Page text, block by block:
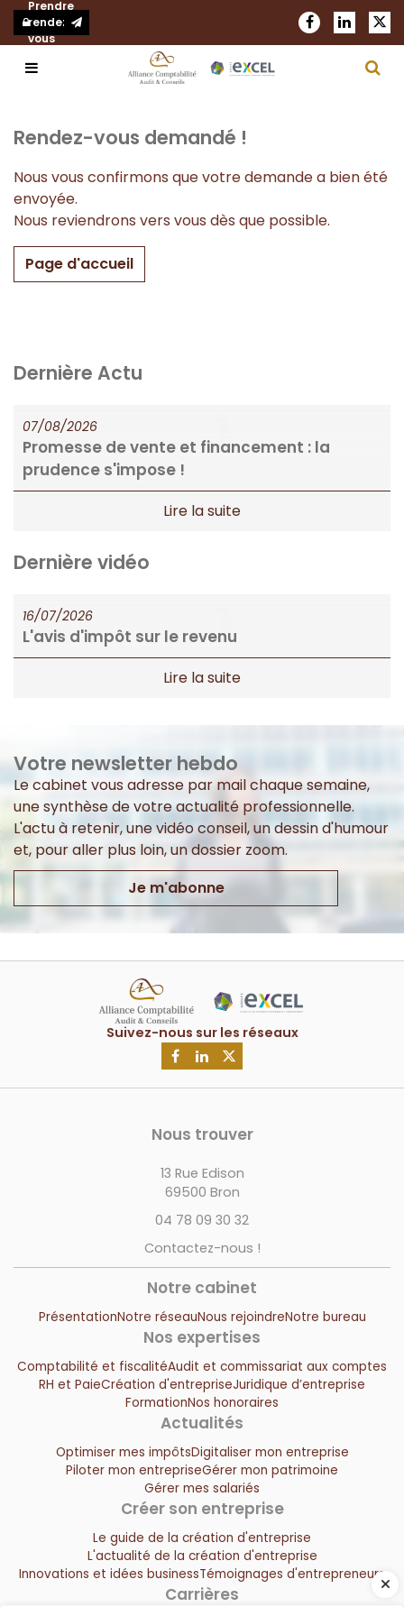
Prendre
rendez-
vous
Notre réseau
Nous rejoindre
Comptabilité et fiscalité
Audit et commissariat aux comptes
Juridique d’entreprise
Formation
Nos honoraires
Actualités
Blog
Rendez-vous demandé !
Nous vous confirmons que votre demande a bien été
envoyée.
Nous reviendrons vers vous dès que possible.
Page d'accueil
Dernière Actu
Promesse de vente et financement : la
prudence s'impose !
07/08/2026
Dernière vidéo
L'avis d'impôt sur le revenu
16/07/2026
Votre newsletter hebdo
Le cabinet vous adresse par mail chaque semaine,
une synthèse de votre actualité professionnelle.
L'actu à retenir, une vidéo conseil, un dessin d'humour
et, pour aller plus loin, un dossier zoom.
Je m'abonne
Nous trouver
13 Rue Edison
69500 Bron
04 78 09 30 32
Contactez-nous !
Notre cabinet
PrésentationNotre réseauNous rejoindreNotre bureau
Nos expertises
Comptabilité et fiscalitéAudit et commissariat aux comptes
RH et PaieCréation d'entrepriseJuridique d’entreprise
FormationNos honoraires
Actualités
Optimiser mes impôtsDigitaliser mon entreprise
Piloter mon entrepriseGérer mon patrimoine
Gérer mes salariés
Créer son entreprise
Le guide de la création d'entreprise
L'actualité de la création d'entreprise
Innovations et idées businessTémoignages d'entrepreneurs
Carrières